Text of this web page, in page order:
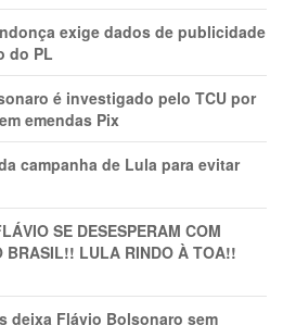
exige dados de publicidade
do PL
é investigado pelo TCU por
emendas Pix
campanha de Lula para evitar
SE DESESPERAM COM
BRASIL!! LULA RINDO À TOA!!
deixa Flávio Bolsonaro sem